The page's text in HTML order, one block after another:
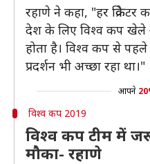
रहाणे ने कहा, "हर
देश के लिए विश्व कप खेले
होता है। विश्व कप से
प्रदर्शन भी अच्छा रहा था।"
आपने
विश्व कप 2019
विश्व कप टीम में
मौका- रहाणे